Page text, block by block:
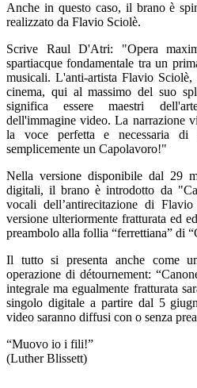
Anche in questo caso, il brano è
realizzato da Flavio Sciolè.
Scrive Raul D'Atri: "Opera
spartiacque fondamentale tra un
musicali. L'anti-artista Flavio Sciolè,
cinema, qui al massimo del suo
significa essere maestri
dell'immagine video. La narrazione
la voce perfetta e necessaria di
semplicemente un Capolavoro!"
Nella versione disponibile dal 29
digitali, il brano è introdotto da
vocali dell’antirecitazione di
versione ulteriormente fratturata ed
preambolo alla follia “ferrettiana” di
Il tutto si presenta anche come
operazione di détournement:
integrale ma egualmente fratturata
singolo digitale a partire dal 5
video saranno diffusi con o senza
“Muovo io i fili!”
(Luther Blissett)